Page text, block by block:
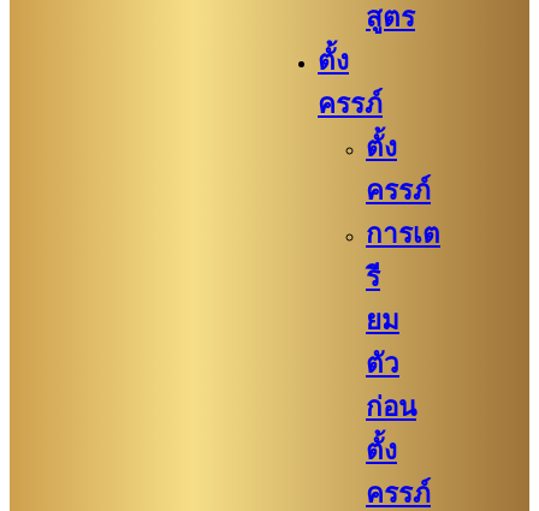
สูตร
ตั้ง
ครรภ์
ตั้ง
ครรภ์
การเต
รี
ยม
ตัว
ก่อน
ตั้ง
ครรภ์​